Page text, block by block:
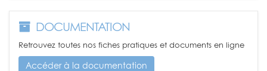
DOCUMENTATION
Retrouvez toutes nos fiches pratiques et documents en ligne
Accéder à la documentation